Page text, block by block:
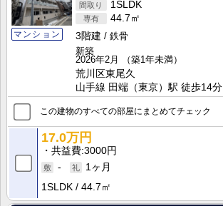
マンション
1SLDK
44.7㎡
3階建
鉄骨
新築
2026年2月
（築1年未満）
荒川区東尾久
山手線 田端（東京）駅 徒歩14分
この建物のすべての部屋にまとめてチェック
17.0万円
共益費 3000円
-
1ヶ月
1SLDK
44.7㎡